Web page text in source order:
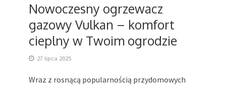
Nowoczesny ogrzewacz
gazowy Vulkan – komfort
cieplny w Twoim ogrodzie
27 lipca 2025
Wraz z rosnącą popularnością przydomowych